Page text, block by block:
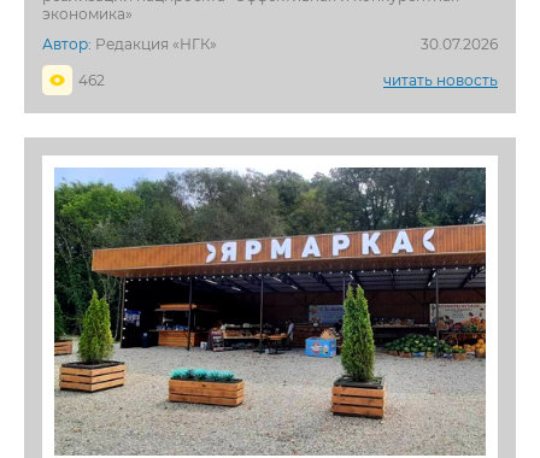
экономика»
Автор: Редакция «НГК»
30.07.2026
462
читать новость